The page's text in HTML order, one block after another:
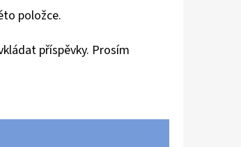
položce.
příspěvky. Prosím